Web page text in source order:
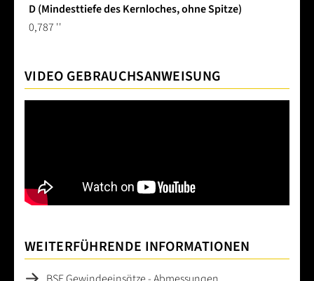
D (Mindesttiefe des Kernloches, ohne Spitze)
0,787 ''
VIDEO GEBRAUCHSANWEISUNG
WEITERFÜHRENDE INFORMATIONEN